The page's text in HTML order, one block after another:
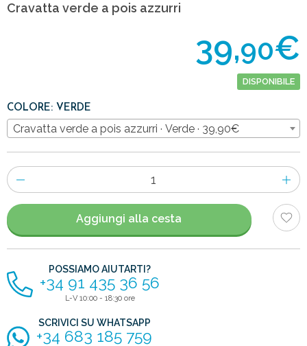
Cravatta verde a pois azzurri
39,90€
DISPONIBILE
COLORE: VERDE
Cravatta verde a pois azzurri · Verde · 39,90€
Numero
di
articoli
Aggiungi alla cesta
POSSIAMO AIUTARTI?
+34 91 435 36 56
L-V 10:00 - 18:30 ore
SCRIVICI SU WHATSAPP
+34 683 185 759